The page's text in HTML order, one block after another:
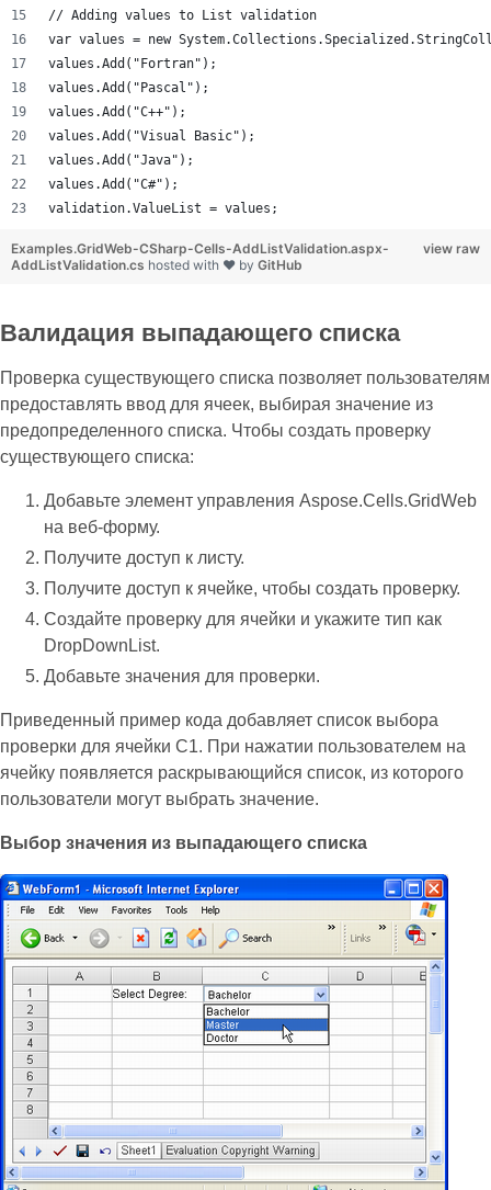
// Adding values to List validation
var values = new
values.Add("Fortran");
values.Add("Pascal");
values.Add("C++");
values.Add("Visual Basic");
values.Add("Java");
values.Add("C#");
validation.ValueList = values;
view raw
Examples.GridWeb-CSharp-Cells-AddListValidation.aspx-
AddListValidation.cs hosted with ❤ by GitHub
Валидация выпадающего списка
Проверка существующего списка позволяет пользователям
предоставлять ввод для ячеек, выбирая значение из
предопределенного списка. Чтобы создать проверку
существующего списка:
Добавьте элемент управления Aspose.Cells.GridWeb
на веб-форму.
Получите доступ к листу.
Получите доступ к ячейке, чтобы создать проверку.
Создайте проверку для ячейки и укажите тип как
DropDownList.
Добавьте значения для проверки.
Приведенный пример кода добавляет список выбора
проверки для ячейки C1. При нажатии пользователем на
ячейку появляется раскрывающийся список, из которого
пользователи могут выбрать значение.
Выбор значения из выпадающего списка